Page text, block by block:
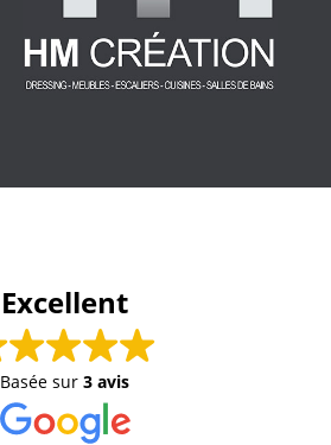
Excellent
Basée sur3 avis